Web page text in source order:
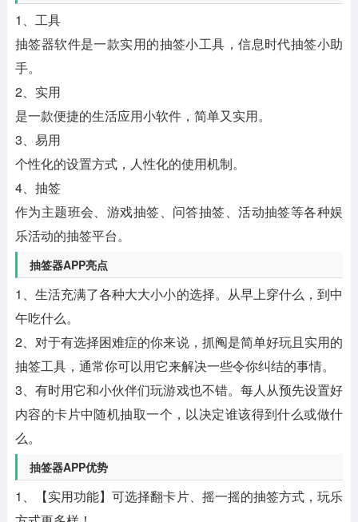
1、工具
抽签器软件是一款实用的抽签小工具，信息时代抽签小助
手。
2、实用
是一款便捷的生活应用小软件，简单又实用。
3、易用
个性化的设置方式，人性化的使用机制。
4、抽签
作为主题班会、游戏抽签、问答抽签、活动抽签等各种娱
乐活动的抽签平台。
抽签器APP亮点
1、生活充满了各种大大小小的选择。从早上穿什么，到中
午吃什么。
2、对于有选择困难症的你来说，抓阄是简单好玩且实用的
抽签工具，通常你可以用它来解决一些令你纠结的事情。
3、有时用它和小伙伴们玩游戏也不错。每人从预先设置好
内容的卡片中随机抽取一个，以决定谁该得到什么或做什
么。
抽签器APP优势
1、【实用功能】可选择翻卡片、摇一摇的抽签方式，玩乐